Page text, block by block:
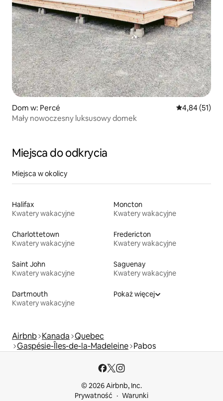
Dom w: Percé Średnia
4,84 (51)
Mały nowoczesny luksusowy domek
Miejsca do odkrycia
Miejsca w okolicy
Halifax
Kwatery wakacyjne
Moncton
Kwatery wakacyjne
Charlottetown
Kwatery wakacyjne
Fredericton
Kwatery wakacyjne
Saint John
Kwatery wakacyjne
Saguenay
Kwatery wakacyjne
Dartmouth
Kwatery wakacyjne
Pokaż więcej
Airbnb Kanada Quebec
Gaspésie-Îles-de-la-Madeleine Pabos
© 2026 Airbnb, Inc.
Prywatność
Warunki